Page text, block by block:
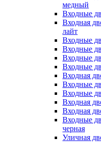
медный
Входные
Входная
лайт
Входные
Входные
Входные
Входные
Входная
Входные
Входные
Входная
Входная
Входные
черная
Уличная